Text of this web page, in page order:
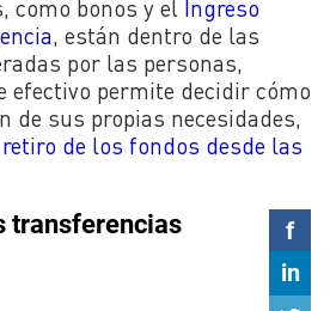
como bonos y el Ingreso
, están dentro de las
por las personas,
efectivo permite decidir cómo
de sus propias necesidades,
retiro de los fondos desde las